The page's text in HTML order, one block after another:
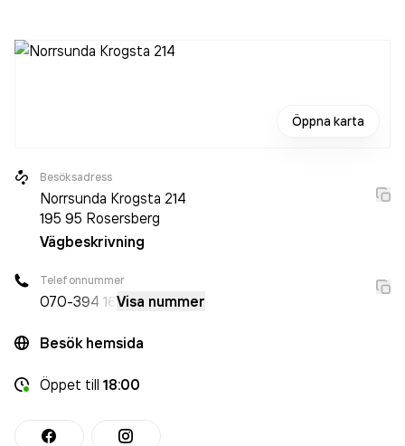
Öppna karta
Besöksadress
Norrsunda Krogsta 214
195 95 Rosersberg
Vägbeskrivning
Telefonnummer
070-394 16 Visa nummer
Besök hemsida
Öppet till 18:00